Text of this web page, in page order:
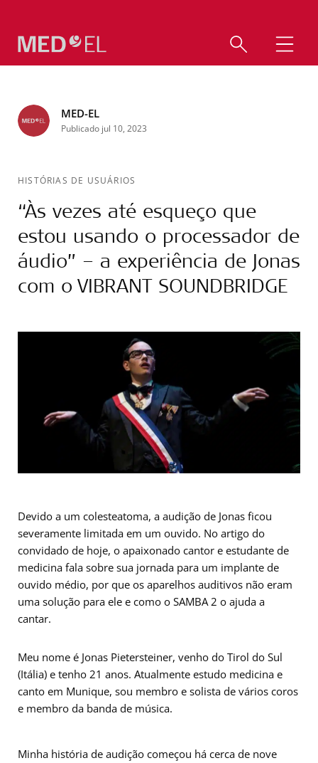
MED-EL
Publicado jul 10, 2023
HISTÓRIAS DE USUÁRIOS
“Às vezes até esqueço que
estou usando o processador de
áudio” – a experiência de Jonas
com o VIBRANT SOUNDBRIDGE
Devido a um colesteatoma, a audição de Jonas ficou
severamente limitada em um ouvido. No artigo do
convidado de hoje, o apaixonado cantor e estudante de
medicina fala sobre sua jornada para um implante de
ouvido médio, por que os aparelhos auditivos não eram
uma solução para ele e como o SAMBA 2 o ajuda a
cantar.
Meu nome é Jonas Pietersteiner, venho do Tirol do Sul
(Itália) e tenho 21 anos. Atualmente estudo medicina e
canto em Munique, sou membro e solista de vários coros
e membro da banda de música.
Minha história de audição começou há cerca de nove